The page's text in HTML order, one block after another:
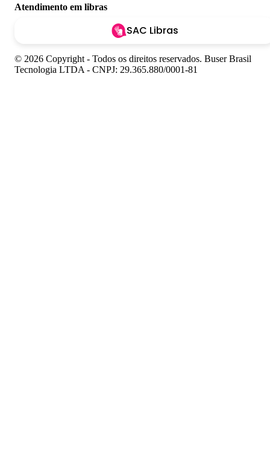
Atendimento em libras
SAC Libras
© 2026 Copyright - Todos os direitos reservados. Buser Brasil
Tecnologia LTDA - CNPJ: 29.365.880/0001-81